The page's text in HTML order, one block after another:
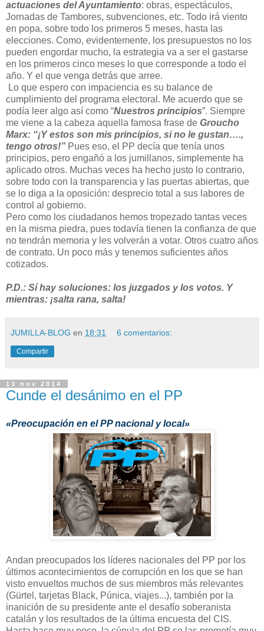
actuaciones del Ayuntamiento: obras, espectáculos,
Jornadas de Tambores, subvenciones, etc. Todo irá viento
en popa, sobre todo los primeros 5 meses, hasta las
elecciones. Como, evidentemente, los presupuestos no los
pueden engordar mucho, la estrategia va a ser el gastarse
en los primeros cinco meses lo que corresponde a todo el
año. Y el que venga detrás que arree.
Lo que espero con impaciencia es su balance de
cumplimiento del programa electoral. Me acuerdo que se
podía leer algo así como “Nuestros principios”. Siempre
me viene a la cabeza aquella famosa frase de Groucho
Marx: “¡Y estos son mis principios, si no le gustan….,
tengo otros!” Pues eso, el PP decía que tenía unos
principios, pero engañó a los jumillanos, simplemente ha
aplicado otros. Muchas veces ha hecho justo lo contrario,
sobre todo con la transparencia y las puertas abiertas, que
se lo diga a la oposición: desprecio total a sus labores de
control al gobierno.
Pero como los ciudadanos hemos tropezado tantas veces
en la misma piedra, pues todavía tienen la confianza de que
no tendrán memoria y les volverán a votar. Otros cuatro años
de contrato. Un poco más y tenemos suficientes años
cotizados.
P.D.: Sí hay soluciones: los juzgados y los votos. Y
mientras: ¡salta rana, salta!
JUMILLA-BLOG en 18:31 6 comentarios:
Compartir
13 nov 2014
Cunde el desánimo en el PP
«Preocupación en el PP nacional y local»
Andan preocupados los líderes nacionales del PP por los
últimos acontecimientos de corrupción en los que se han
visto envueltos muchos de sus miembros más relevantes
(Gürtel, tarjetas Black, Púnica, viajes...), también por la
inanición de su presidente ante el desafío soberanista
catalán y los resultados de la última encuesta del CIS.